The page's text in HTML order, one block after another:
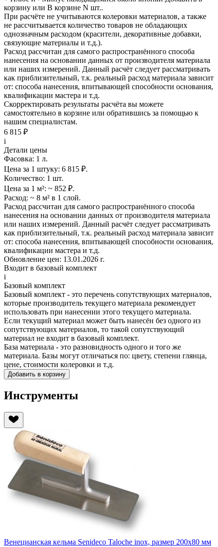
корзину или В корзине N шт..
При расчёте не учитываются колеровки материалов, а также
не рассчитывается количество товаров не обладающих
однозначным расходом (красители, декоративные добавки,
связующие материалы и т.д.).
Расход рассчитан для самого распространённого способа
нанесения на основании данных от производителя материала
или наших измерений. Данный расчёт следует рассматривать
как приблизительный, т.к. реальный расход материала зависит
от: способа нанесения, впитывающей способности основания,
квалификации мастера и т.д.
Скорректировать результаты расчёта вы можете
самостоятельно в корзине или обратившись за помощью к
нашим специалистам.
6 815 ₽
i
Детали цены
Фасовка: 1 л.
Цена за 1 штуку: 6 815 ₽.
Количество: 1 шт.
Цена за 1 м²: ~ 852 ₽.
Расход: ~ 8 м² в 1 слой.
Расход рассчитан для самого распространённого способа
нанесения на основании данных от производителя материала
или наших измерений. Данный расчёт следует рассматривать
как приблизительный, т.к. реальный расход материала зависит
от: способа нанесения, впитывающей способности основания,
квалификации мастера и т.д.
Обновление цен: 13.01.2026 г.
Входит в базовый комплект
i
Базовый комплект
Базовый комплект - это перечень сопутствующих материалов,
которые производитель текущего материала рекомендует
использовать при нанесении этого текущего материала.
Если текущий материал может быть нанесён без одного из
сопутствующих материалов, то такой сопутствующий
материал не входит в базовый комплект.
База материала - это разновидность одного и того же
материала. Базы могут отличаться по: цвету, степени глянца,
цене, стоимости колеровки и т.д.
Добавить в корзину
Инструменты
Венецианская кельма Senideco Taloche inox, размер 200х80 мм